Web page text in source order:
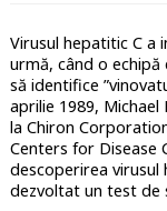
Virusul hepatitic C a
urmă, când o
să identifice
aprilie 1989,
la Chiron
Centers for Disease
descoperirea virusul
dezvoltat un test de